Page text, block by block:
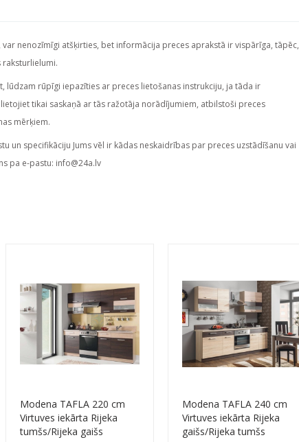
nenozīmīgi atšķirties, bet informācija preces aprakstā ir vispārīga, tāpēc,
raksturlielumi.
lūdzam rūpīgi iepazīties ar preces lietošanas instrukciju, ja tāda ir
tikai saskaņā ar tās ražotāja norādījumiem, atbilstoši preces
mērķiem.
un specifikāciju Jums vēl ir kādas neskaidrības par preces uzstādīšanu vai
pa e-pastu: info@24a.lv
Modena TAFLA 220 cm
Virtuves iekārta Rijeka
tumšs/Rijeka gaišs
Modena TAFLA 240 cm
Virtuves iekārta Rijeka
gaišs/Rijeka tumšs